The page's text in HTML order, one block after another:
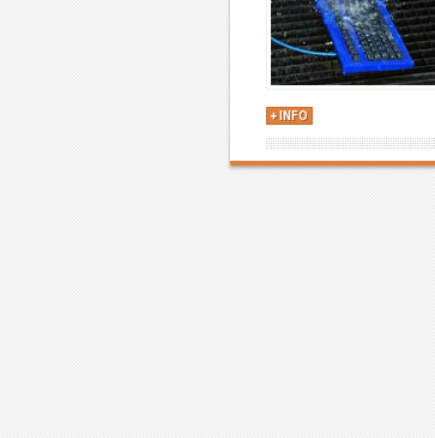
+ INFO